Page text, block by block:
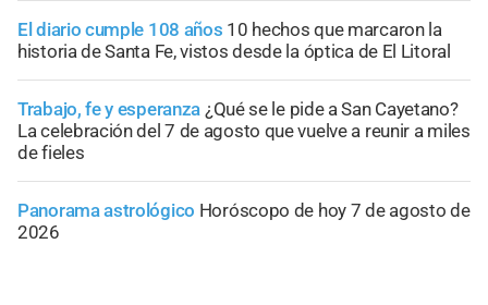
El diario cumple 108 años 10 hechos que marcaron la
historia de Santa Fe, vistos desde la óptica de El Litoral
Trabajo, fe y esperanza ¿Qué se le pide a San Cayetano?
La celebración del 7 de agosto que vuelve a reunir a miles
de fieles
Panorama astrológico Horóscopo de hoy 7 de agosto de
2026